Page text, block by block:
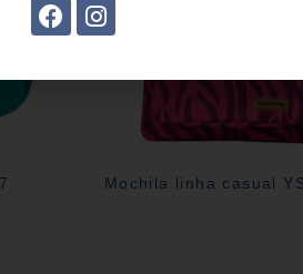
Mochila linha casual